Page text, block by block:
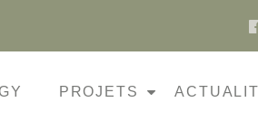
PROJETS